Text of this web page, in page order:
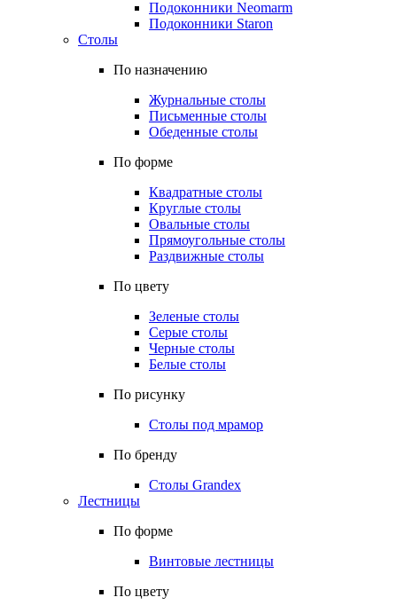
Подоконники Neomarm
Подоконники Staron
Столы
По назначению
Журнальные столы
Письменные столы
Обеденные столы
По форме
Квадратные столы
Круглые столы
Овальные столы
Прямоугольные столы
Раздвижные столы
По цвету
Зеленые столы
Серые столы
Черные столы
Белые столы
По рисунку
Столы под мрамор
По бренду
Столы Grandex
Лестницы
По форме
Винтовые лестницы
По цвету